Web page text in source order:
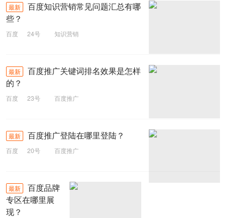
最新
百度知识营销常见问题汇总有哪
些？
百度 24号 知识营销
最新
百度推广关键词排名效果是怎样
的？
百度 23号 百度推广
最新 百度推广登陆在哪里登陆？
百度 20号 百度推广
最新
百度品牌
专区在哪里展
现？